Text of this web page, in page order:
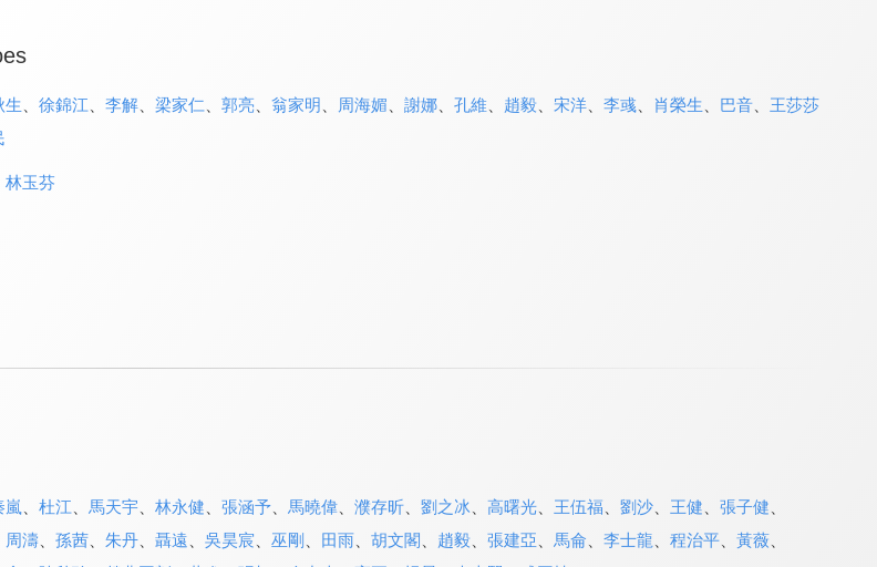
生 徐錦江 李解、 梁家仁 郭亮、 翁家明 周海媚 謝娜、 孔維、 趙毅、 宋洋、 李彧 肖榮生 巴音、 王莎莎
林玉芬
嵐 杜江 馬天宇、 林永健 張涵予、 馬曉偉、 濮存昕、 劉之冰 高曙光、 王伍福 劉沙、 王健 張子健
周濤、 孫茜、 朱丹、 聶遠 吳昊宸 巫剛 田雨、 胡文閣 趙毅、 張建亞 馬侖 李士龍 程治平、 黃薇、